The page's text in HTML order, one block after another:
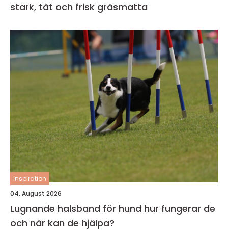
stark, tät och frisk gräsmatta
inspiration
04. August 2026
Lugnande halsband för hund hur fungerar de
och när kan de hjälpa?